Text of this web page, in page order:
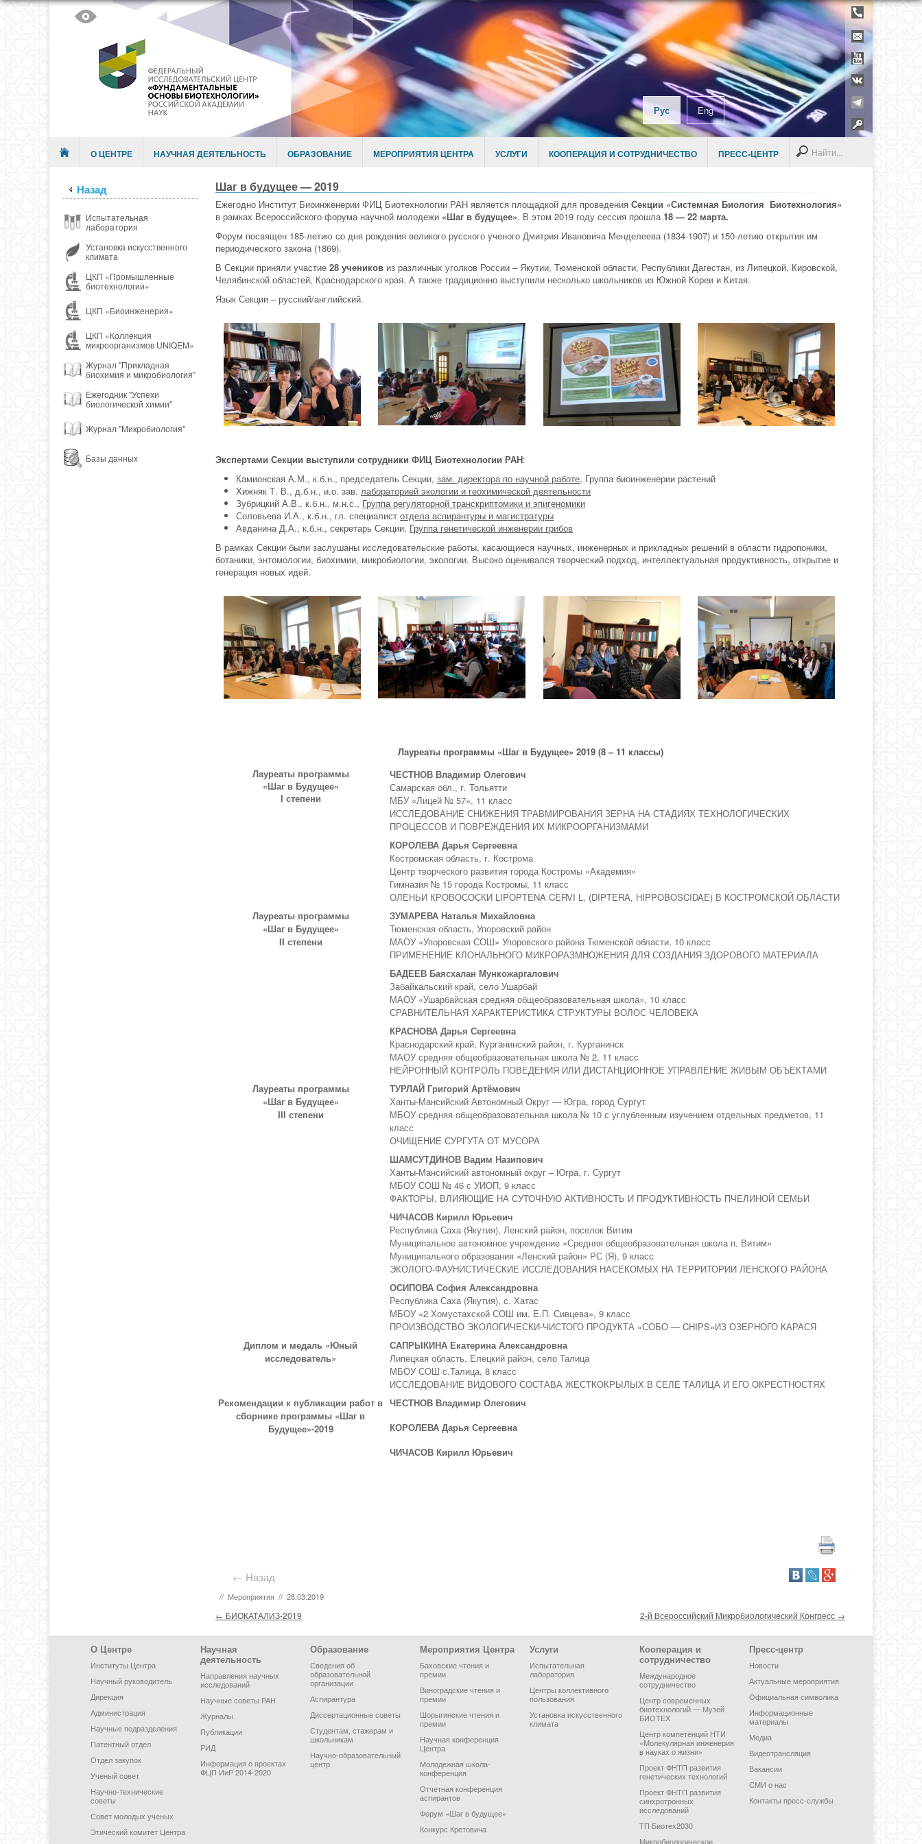
Рус Eng
Menu О ЦЕНТРЕ НАУЧНАЯ ДЕЯТЕЛЬНОСТЬ ОБРАЗОВАНИЕ МЕРОПРИЯТИЯ ЦЕНТРА УСЛУГИ КООПЕРАЦИЯ И СОТРУДНИЧЕСТВО ПРЕСС-ЦЕНТР
Search
Назад
Испытательная
лаборатория
Установка искусственного
климата
ЦКП «Промышленные
биотехнологии»
ЦКП «Биоинженерия»
ЦКП «Коллекция
микроорганизмов UNIQEM»
Журнал "Прикладная
биохимия и микробиология"
Ежегодник "Успехи
биологической химии"
Журнал "Микробиология"
Базы данных
Шаг в будущее — 2019
Ежегодно Институт Биоинженерии ФИЦ Биотехнологии РАН является площадкой для проведенияСекции «Системная Биология Биотехнология»
в рамках Всероссийского форума научной молодежи «Шаг в будущее». В этом 2019 году сессия прошла 18 — 22 марта.
Форум посвящен 185-летию со дня рождения великого русского ученого Дмитрия Ивановича Менделеева (1834-1907) и 150-летию открытия им
периодического закона (1869).
В Секции приняли участие28 учеников из различных уголков России – Якутии, Тюменской области, Республики Дагестан, из Липецкой, Кировской,
Челябинской областей, Краснодарского края. А также традиционно выступили несколько школьников из Южной Кореи и Китая.
Язык Секции – русский/английский.
Экспертами Секции выступили сотрудники ФИЦ Биотехнологии РАН:
Камионская А.М., к.б.н., председатель Секции,зам. директора по научной работе, Группа биоинженерии растений
Хижняк Т. В., д.б.н., и.о. зав. лабораторией экологии и геохимической деятельности
Зубрицкий А.В., к.б.н., м.н.с., Группа регуляторной транскриптомики и эпигеномики
Соловьева И.А., к.б.н., гл. специалистотдела аспирантуры и магистратуры
Авданина Д.А., к.б.н., секретарь Секции, Группа генетической инженерии грибов
В рамках Секции были заслушаны исследовательские работы, касающиеся научных, инженерных и прикладных решений в области гидропоники,
ботаники, энтомологии, биохимии, микробиологии, экологии. Высоко оценивался творческий подход, интеллектуальная продуктивность, открытие и
генерация новых идей.
Лауреаты программы «Шаг в Будущее» 2019 (8 – 11 классы)
Лауреаты программы
«Шаг в Будущее»
I степени
ЧЕСТНОВ Владимир Олегович
Самарская обл., г. Тольятти
МБУ «Лицей № 57», 11 класс
ИССЛЕДОВАНИЕ СНИЖЕНИЯ ТРАВМИРОВАНИЯ ЗЕРНА НА СТАДИЯХ ТЕХНОЛОГИЧЕСКИХ
ПРОЦЕССОВ И ПОВРЕЖДЕНИЯ ИХ МИКРООРГАНИЗМАМИ
КОРОЛЕВА Дарья Сергеевна
Костромская область, г. Кострома
Центр творческого развития города Костромы «Академия»
Гимназия № 15 города Костромы, 11 класс
ОЛЕНЬИ КРОВОСОСКИ LIPOPTENA CERVI L. (DIPTERA, HIPPOBOSCIDAE) В КОСТРОМСКОЙ ОБЛАСТИ
Лауреаты программы
«Шаг в Будущее»
II степени
ЗУМАРЕВА Наталья Михайловна
Тюменская область, Упоровский район
МАОУ «Упоровская СОШ» Упоровского района Тюменской области, 10 класс
ПРИМЕНЕНИЕ КЛОНАЛЬНОГО МИКРОРАЗМНОЖЕНИЯ ДЛЯ СОЗДАНИЯ ЗДОРОВОГО МАТЕРИАЛА
БАДЕЕВ Баясхалан Мункожаргалович
Забайкальский край, село Ушарбай
МАОУ «Ушарбайская средняя общеобразовательная школа», 10 класс
СРАВНИТЕЛЬНАЯ ХАРАКТЕРИСТИКА СТРУКТУРЫ ВОЛОС ЧЕЛОВЕКА
КРАСНОВА Дарья Сергеевна
Краснодарский край, Курганинский район, г. Курганинск
МАОУ средняя общеобразовательная школа № 2, 11 класс
НЕЙРОННЫЙ КОНТРОЛЬ ПОВЕДЕНИЯ ИЛИ ДИСТАНЦИОННОЕ УПРАВЛЕНИЕ ЖИВЫМ ОБЪЕКТАМИ
Лауреаты программы
«Шаг в Будущее»
III степени
ТУРЛАЙ Григорий Артёмович
Ханты-Мансийский Автономный Округ — Югра, город Сургут
МБОУ средняя общеобразовательная школа № 10 с углубленным изучением отдельных предметов, 11
класс
ОЧИЩЕНИЕ СУРГУТА ОТ МУСОРА
ШАМСУТДИНОВ Вадим Назипович
Ханты-Мансийский автономный округ – Югра, г. Сургут
МБОУ СОШ № 46 с УИОП, 9 класс
ФАКТОРЫ, ВЛИЯЮЩИЕ НА СУТОЧНУЮ АКТИВНОСТЬ И ПРОДУКТИВНОСТЬ ПЧЕЛИНОЙ СЕМЬИ
ЧИЧАСОВ Кирилл Юрьевич
Республика Саха (Якутия), Ленский район, поселок Витим
Муниципальное автономное учреждение «Средняя общеобразовательная школа п. Витим»
Муниципального образования «Ленский район» РС (Я), 9 класс
ЭКОЛОГО-ФАУНИСТИЧЕСКИЕ ИССЛЕДОВАНИЯ НАСЕКОМЫХ НА ТЕРРИТОРИИ ЛЕНСКОГО РАЙОНА
ОСИПОВА София Александровна
Республика Саха (Якутия), с. Хатас
МБОУ «2 Хомустахской СОШ им. Е.П. Сивцева», 9 класс
ПРОИЗВОДСТВО ЭКОЛОГИЧЕСКИ-ЧИСТОГО ПРОДУКТА «СОБО — CHIPS»ИЗ ОЗЕРНОГО КАРАСЯ
Диплом и медаль «Юный
исследователь»
САПРЫКИНА Екатерина Александровна
Липецкая область, Елецкий район, село Талица
МБОУ СОШ с.Талица, 8 класс
ИССЛЕДОВАНИЕ ВИДОВОГО СОСТАВА ЖЕСТКОКРЫЛЫХ В СЕЛЕ ТАЛИЦА И ЕГО ОКРЕСТНОСТЯХ
Рекомендации к публикации работ в
сборнике программы «Шаг в
Будущее»-2019
ЧЕСТНОВ Владимир Олегович
КОРОЛЕВА Дарья Сергеевна
ЧИЧАСОВ Кирилл Юрьевич
← Назад
// Мероприятия // 28.03.2019
Post navigation
← БИОКАТАЛИЗ-2019 2-й Всероссийский Микробиологический Конгресс →
Footer Menu
О Центре
Институты Центра
Научный руководитель
Дирекция
Администрация
Научные подразделения
Патентный отдел
Отдел закупок
Ученый совет
Научно-технические
советы
Совет молодых ученых
Этический комитет Центра
Научная
деятельность
Направления научных
исследований
Научные советы РАН
Журналы
Публикации
РИД
Информация о проектах
ФЦП ИиР 2014-2020
Образование
Сведения об
образовательной
организации
Аспирантура
Диссертационные советы
Студентам, стажерам и
школьникам
Научно-образовательный
центр
Мероприятия Центра
Баховские чтения и
премии
Виноградские чтения и
премии
Шорыгинские чтения и
премии
Научная конференция
Центра
Молодежная школа-
конференция
Отчетная конференция
аспирантов
Форум «Шаг в будущее»
Конкурс Кретовича
Услуги
Испытательная
лаборатория
Центры коллективного
пользования
Установка искусственного
климата
Кооперация и
сотрудничество
Международное
сотрудничество
Центр современных
биотехнологий — Музей
БИОТЕХ
Центр компетенций НТИ
«Молекулярная инженерия
в науках о жизни»
Проект ФНТП развития
генетических технологий
Проект ФНТП развития
синхротронных
исследований
ТП Биотех2030
Микробиологическое
Пресс-центр
Новости
Актуальные мероприятия
Официальная символика
Информационные
материалы
Медиа
Видеотрансляция
Вакансии
СМИ о нас
Контакты пресс-службы